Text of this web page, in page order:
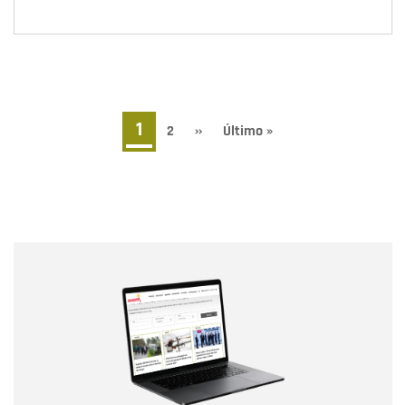
Página
actual
1 Page
2
Siguiente
››
Última
Último »
Correo electrónico
Tipo de comentario